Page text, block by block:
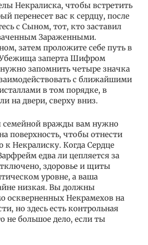
Некралиска, чтобы встретить
перенесет вас к сердцу, после
с Сыном, тот, кто заставил
Зараженными.
затем проложите себе путь в
заперта Шифром
запомнить четыре значка
с ближайшими
в том порядке, в
на двери, сверху вниз.
семейной вражды вам нужно
поверхность, чтобы отнести
Некралиску. Когда Сердце
едва ли цепляется за
здоровье и щиты
уровне, а ваша
низкая. Вы должны
оскверненных Некрамехов на
но здесь есть контрольная
не большое дело, если ты